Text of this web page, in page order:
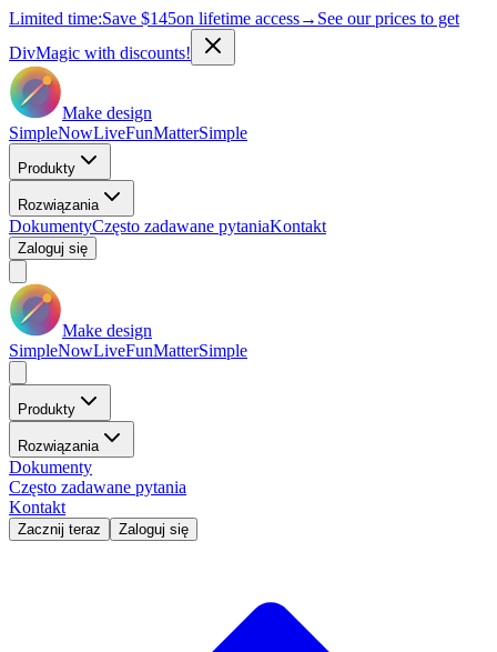
Limited time:Save $145on lifetime access→ See our prices to get
DivMagic with discounts!
Make design
SimpleNowLiveFunMatterSimple
Produkty
Rozwiązania
DokumentyCzęsto zadawane pytaniaKontakt
Zaloguj się
Make design
SimpleNowLiveFunMatterSimple
Produkty
Rozwiązania
Dokumenty
Często zadawane pytania
Kontakt
Zacznij teraz Zaloguj się